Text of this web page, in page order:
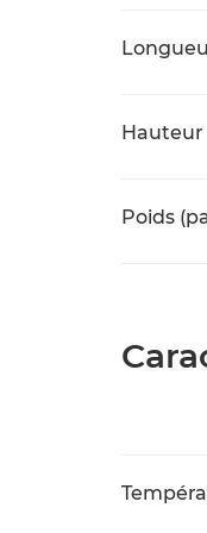
Hauteur
Poids